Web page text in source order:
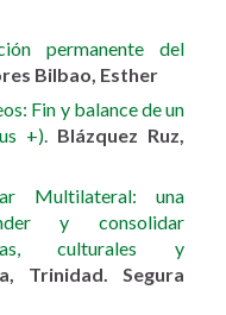
permanente del
Bilbao, Esther
Fin y balance de un
+)
Blázquez Ruz,
Multilateral: una
y consolidar
culturales y
Trinidad. Segura